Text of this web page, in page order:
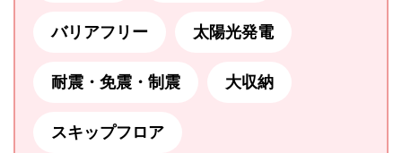
バリアフリー 太陽光発電
耐震・免震・制震 大収納
スキップフロア